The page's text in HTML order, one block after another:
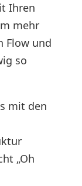
Ihren
mehr
Flow und
so
mit den
„Oh